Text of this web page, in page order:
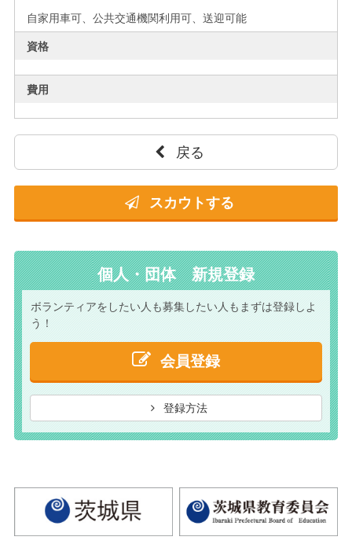
自家用車可、公共交通機関利用可、送迎可能
資格
費用
戻る
スカウトする
個人・団体 新規登録
ボランティアをしたい人も募集したい人もまずは登録しよ
う！
会員登録
登録方法